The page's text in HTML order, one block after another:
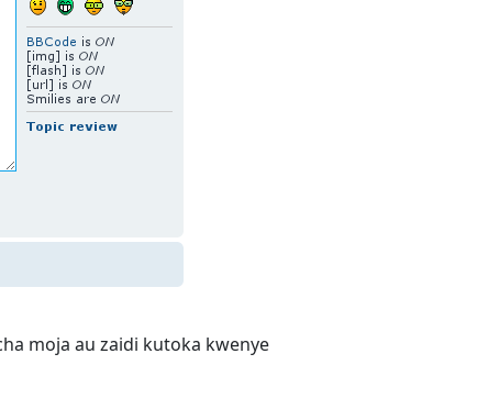
moja au zaidi kutoka kwenye